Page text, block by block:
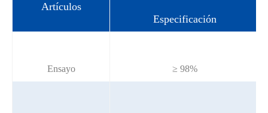
Artículos
Especificación
Ensayo ≥ 98%